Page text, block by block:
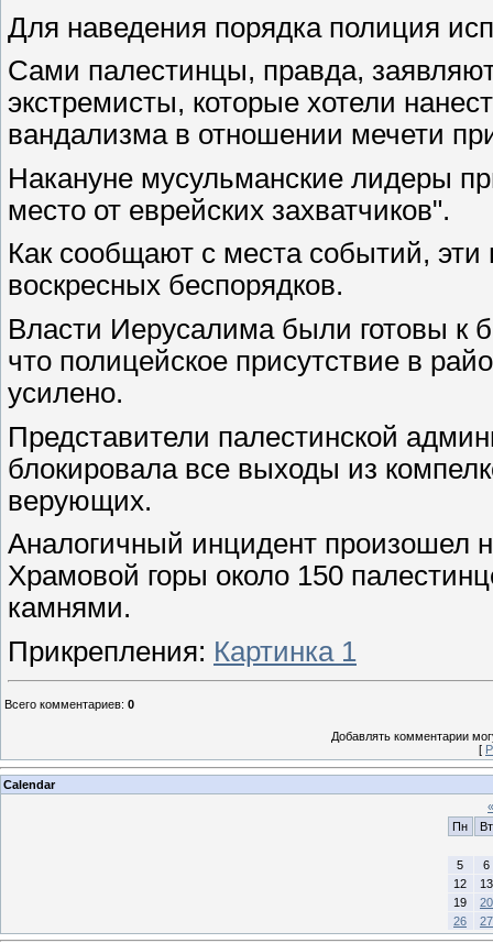
Для наведения порядка полиция
Сами палестинцы, правда,
экстремисты, которые хотели
вандализма в отношении мечети
Накануне мусульманские лидеры
место от еврейских захватчиков".
Как сообщают с места событий,
воскресных беспорядков.
Власти Иерусалима были готовы к
что полицейское присутствие в
усилено.
Представители палестинской
блокировала все выходы из
верующих.
Аналогичный инцидент произошел
Храмовой горы около 150
камнями.
Прикрепления: Картинка 1
Всего комментариев: 0
Добавлять комментарии
[
Calendar
«
Пн
Вт
5
6
12
13
19
20
26
27